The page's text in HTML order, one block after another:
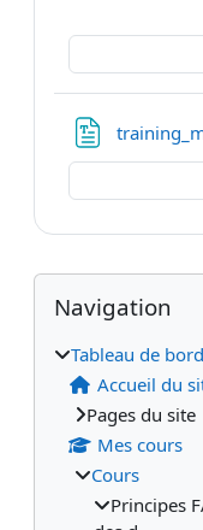
Blocs
Blocs
Passer Navigation
Navigation
Tableau de bord
Accueil du
Pages du site
Mes cours
Cours
Principes